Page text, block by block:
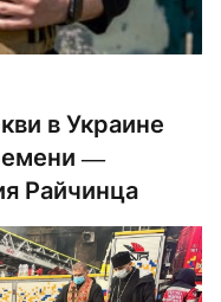
в Украине
—
Райчинца